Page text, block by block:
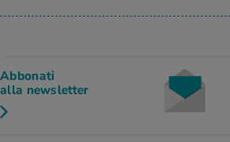
Abbonati
alla newsletter